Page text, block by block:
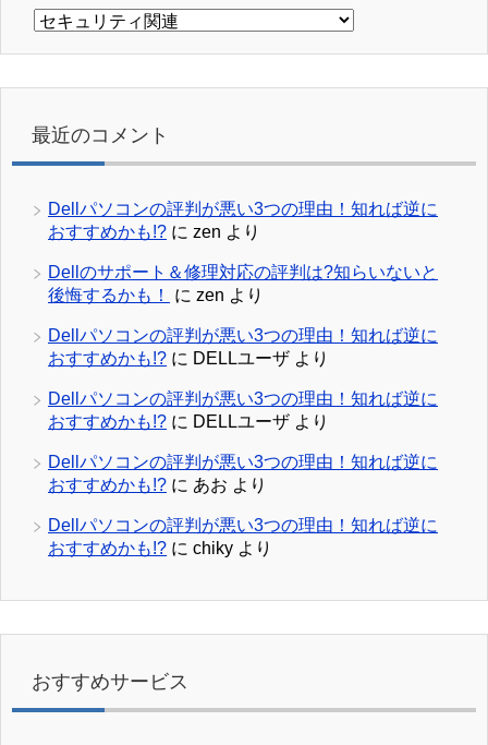
カ
リ
最近のコメント
Dellパソコンの評判が悪い3つの理由！知れば逆に
おすすめかも!? に zen より
Dellのサポート＆修理対応の評判は?知らいないと
後悔するかも！
に zen より
Dellパソコンの評判が悪い3つの理由！知れば逆に
おすすめかも!? に DELLユーザ より
Dellパソコンの評判が悪い3つの理由！知れば逆に
おすすめかも!? に DELLユーザ より
Dellパソコンの評判が悪い3つの理由！知れば逆に
おすすめかも!? に あお より
Dellパソコンの評判が悪い3つの理由！知れば逆に
おすすめかも!? に chiky より
おすすめサービス